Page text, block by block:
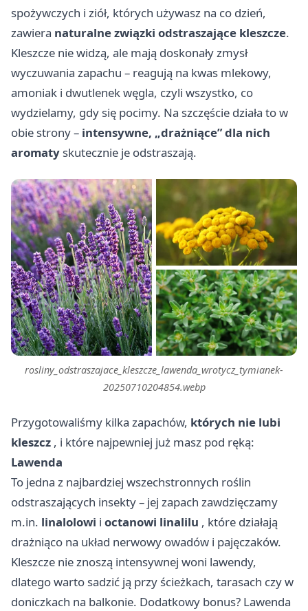
spożywczych i ziół, których używasz na co dzień,
zawiera naturalne związki odstraszające kleszcze.
Kleszcze nie widzą, ale mają doskonały zmysł
wyczuwania zapachu – reagują na kwas mlekowy,
amoniak i dwutlenek węgla, czyli wszystko, co
wydzielamy, gdy się pocimy. Na szczęście działa to w
obie strony – intensywne, „drażniące” dla nich
aromaty skutecznie je odstraszają.
rosliny_odstraszajace_kleszcze_lawenda_wrotycz_tymianek-
20250710204854.webp
Przygotowaliśmy kilka zapachów, których nie lubi
kleszcz , i które najpewniej już masz pod ręką:
Lawenda
To jedna z najbardziej wszechstronnych roślin
odstraszających insekty – jej zapach zawdzięczamy
m.in. linalolowi i octanowi linalilu , które działają
drażniąco na układ nerwowy owadów i pajęczaków.
Kleszcze nie znoszą intensywnej woni lawendy,
dlatego warto sadzić ją przy ścieżkach, tarasach czy w
doniczkach na balkonie. Dodatkowy bonus? Lawenda